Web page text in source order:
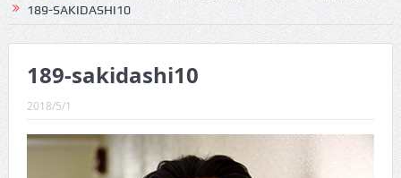
CINEMA×STYLE 291号
CINEMA×STYLE 289号
CINEMA×STYLE 287号
189-SAKIDASHI10
189-sakidashi10
2018/5/1